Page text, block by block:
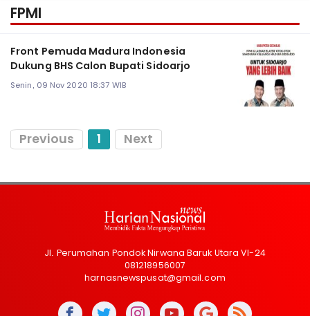
FPMI
Front Pemuda Madura Indonesia
Dukung BHS Calon Bupati Sidoarjo
Senin, 09 Nov 2020 18:37 WIB
Previous 1 Next
Jl. Perumahan Pondok Nirwana Baruk Utara VI-24
081218956007
harnasnewspusat@gmail.com